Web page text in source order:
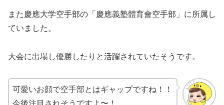
また慶應大学空手部の「慶應義塾體育會空手部」に所属し
ていました。
大会に出場し優勝したりと活躍されていたそうです。
可愛いお顔で空手部とはギャップですね！！
今後注目されそうですよ〜！